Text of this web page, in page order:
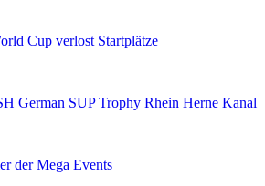
Cup verlost Startplätze
German SUP Trophy Rhein Herne Kanal
der Mega Events